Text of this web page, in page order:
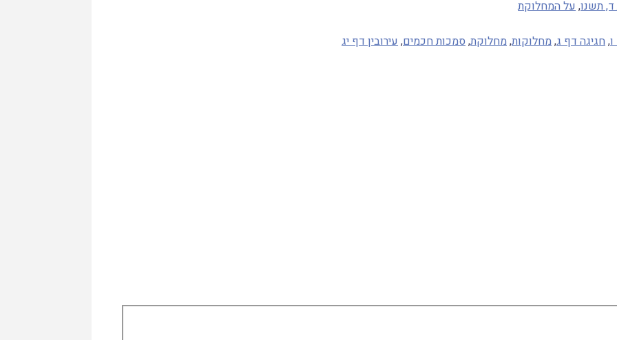
ד, תשנו,על המחלוקת
,חגיגה דף ג,מחלוקות,מחלוקת,סמכות חכמים,עירובין דף יג